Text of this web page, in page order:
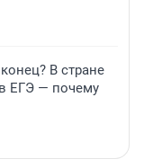
В стране
ЕГЭ — почему